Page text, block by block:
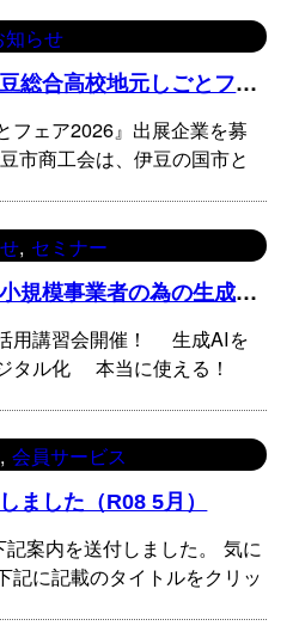
知らせ
【
出展企業募集】「伊豆総合高校地元しごとフェア2026」出展企業募集
フェア2026』出展企業を募
市商工会は、伊豆の国市と
, セミナー
【
講習会】中小企業・小規模事業者の為の生成AI活用講習会
用講習会開催！ 生成AIを
タル化 本当に使える！
, 会員サービス
ました（R08 5月）
案内を送付しました。 気に
記に記載のタイトルをクリッ